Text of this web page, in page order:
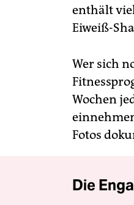
enthält
Eiweiß-
Wer sich
Wochen
Fotos
Die